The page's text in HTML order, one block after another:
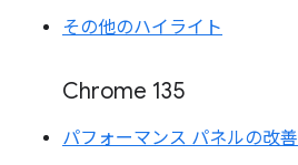
その他のハイライト
Chrome 135
パフォーマンス パネルの改善